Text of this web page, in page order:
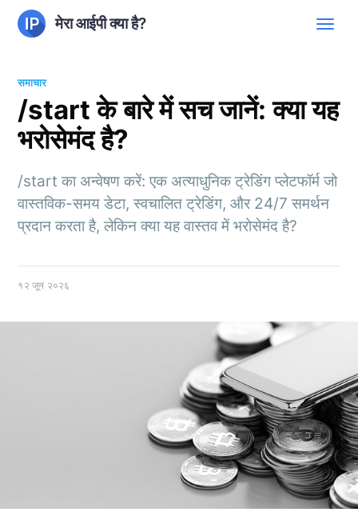
मेरा आईपी क्या है?
समाचार
/start के बारे में सच जानें: क्या यह
भरोसेमंद है?
/start का अन्वेषण करें: एक अत्याधुनिक ट्रेडिंग प्लेटफॉर्म जो
वास्तविक-समय डेटा, स्वचालित ट्रेडिंग, और 24/7 समर्थन
प्रदान करता है, लेकिन क्या यह वास्तव में भरोसेमंद है?
१२ जून २०२६